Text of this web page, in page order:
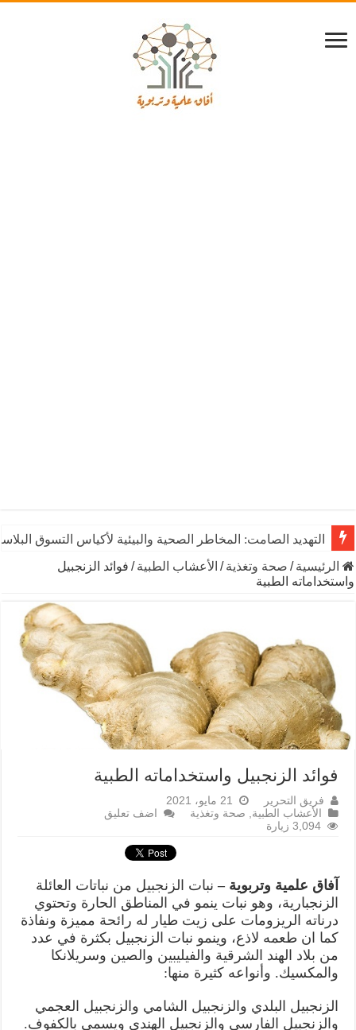
التهديد الصامت: المخاطر الصحية والبيئية لأكياس التسوق
الرئيسية / صحة وتغذية / الأعشاب الطبية / فوائد الزنجبيل
واستخداماته الطبية
فوائد الزنجبيل واستخداماته الطبية
فريق التحرير
21 مايو، 2021
الأعشاب الطبية, صحة وتغذية
اضف تعليق
3,094 زيارة
آفاق علمية وتربوية –نبات الزنجبيل من نباتات العائلة
الزنجبارية، وهو نبات ينمو في المناطق الحارة وتحتوي
درناته الريزومات على زيت طيار له رائحة مميزة ونفاذة
كما ان طعمه لاذع، وينمو نبات الزنجبيل بكثرة في عدد
من بلاد الهند الشرقية والفيليبين والصين وسريلانكا
والمكسيك. وأنواعه كثيرة منها:
الزنجبيل البلدي والزنجبيل الشامي والزنجبيل العجمي
والزنجبيل الفارسي والزنجبيل الهندي ويسمى بالكفوف.